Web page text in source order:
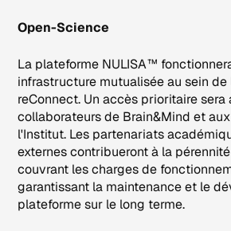
Open-Science
La plateforme NULISA™
infrastructure mutualisée au sein
reConnect. Un accès prioritaire
collaborateurs de Brain&Mind et
l'Institut. Les partenariats
externes contribueront à la
couvrant les charges de
garantissant la maintenance et le
plateforme sur le long terme.